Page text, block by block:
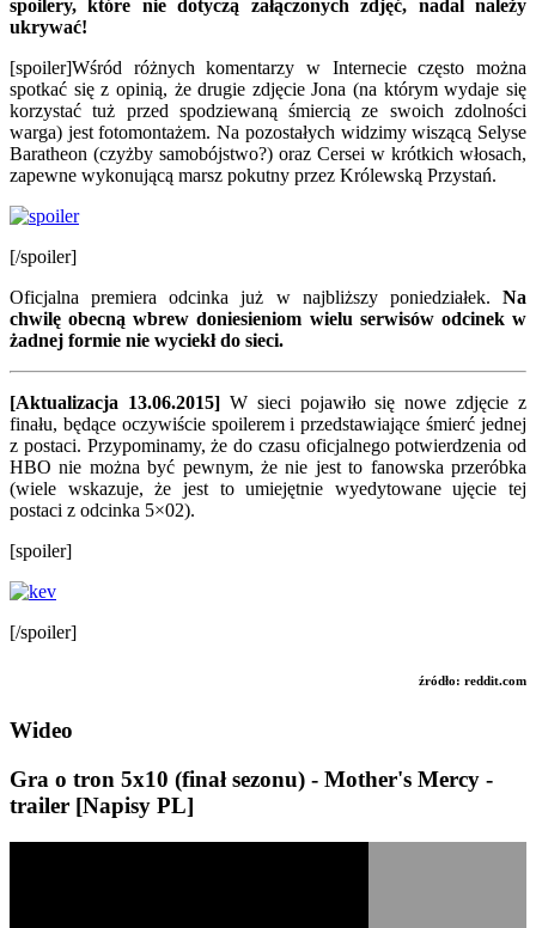
spoilery, które nie dotyczą załączonych zdjęć, nadal należy
ukrywać!
[spoiler]Wśród różnych komentarzy w Internecie często można
spotkać się z opinią, że drugie zdjęcie Jona (na którym wydaje się
korzystać tuż przed spodziewaną śmiercią ze swoich zdolności
warga) jest fotomontażem. Na pozostałych widzimy wiszącą Selyse
Baratheon (czyżby samobójstwo?) oraz Cersei w krótkich włosach,
zapewne wykonującą marsz pokutny przez Królewską Przystań.
[/spoiler]
Oficjalna premiera odcinka już w najbliższy poniedziałek. Na
chwilę obecną wbrew doniesieniom wielu serwisów odcinek w
żadnej formie nie wyciekł do sieci.
[Aktualizacja 13.06.2015]W sieci pojawiło się nowe zdjęcie z
finału, będące oczywiście spoilerem i przedstawiające śmierć jednej
z postaci. Przypominamy, że do czasu oficjalnego potwierdzenia od
HBO nie można być pewnym, że nie jest to fanowska przeróbka
(wiele wskazuje, że jest to umiejętnie wyedytowane ujęcie tej
postaci z odcinka 5×02).
[spoiler]
[/spoiler]
źródło: reddit.com
Wideo
Gra o tron 5x10 (finał sezonu) - Mother's Mercy -
trailer [Napisy PL]